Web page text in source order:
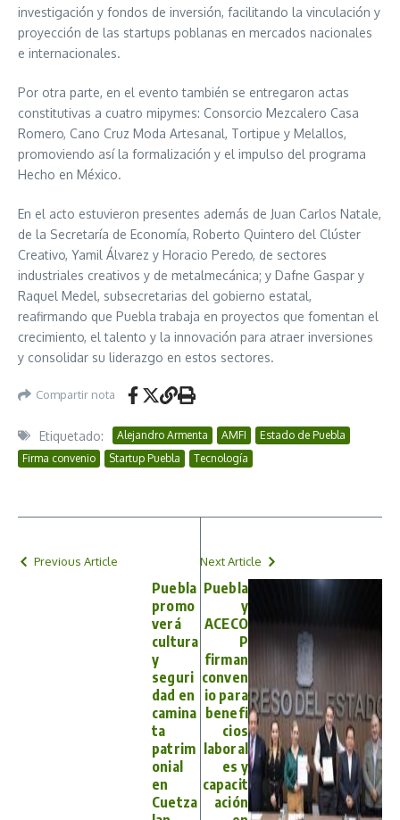
investigación y fondos de inversión, facilitando la vinculación y
proyección de las startups poblanas en mercados nacionales
e internacionales.
Por otra parte, en el evento también se entregaron actas
constitutivas a cuatro mipymes: Consorcio Mezcalero Casa
Romero, Cano Cruz Moda Artesanal, Tortipue y Melallos,
promoviendo así la formalización y el impulso del programa
Hecho en México.
En el acto estuvieron presentes además de Juan Carlos Natale,
de la Secretaría de Economía, Roberto Quintero del Clúster
Creativo, Yamil Álvarez y Horacio Peredo, de sectores
industriales creativos y de metalmecánica; y Dafne Gaspar y
Raquel Medel, subsecretarias del gobierno estatal,
reafirmando que Puebla trabaja en proyectos que fomentan el
crecimiento, el talento y la innovación para atraer inversiones
y consolidar su liderazgo en estos sectores.
Compartir nota
Etiquetado: Alejandro Armenta AMFI
Estado de Puebla
Firma convenio
Startup Puebla Tecnología
Previous Article
Puebla
promo
verá
cultura
y
seguri
dad en
camina
ta
patrim
onial
en
Cuetza
Next Article
Puebla
y
ACECO
P
firman
conven
io para
benefi
cios
laboral
es y
capacit
ación